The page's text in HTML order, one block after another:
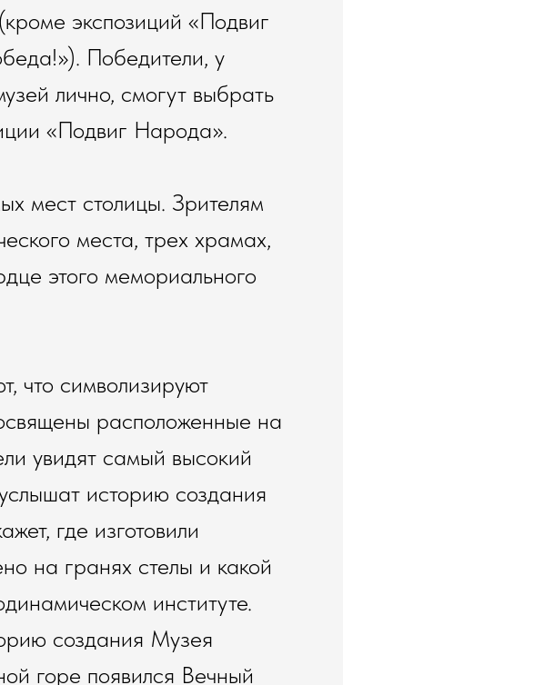
экспозиций «Подвиг
Победители, у
лично, смогут выбрать
«Подвиг Народа».
мест столицы. Зрителям
места, трех храмах,
этого мемориального
что символизируют
расположенные на
увидят самый высокий
историю создания
где изготовили
на гранях стелы и какой
институте.
создания Музея
горе появился Вечный